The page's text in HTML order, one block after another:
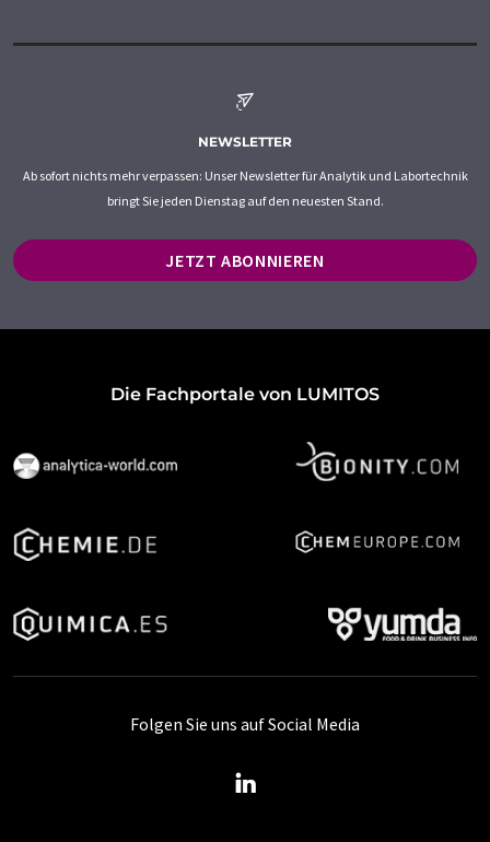
NEWSLETTER
Ab sofort nichts mehr verpassen: Unser Newsletter für Analytik und Labortechnik
bringt Sie jeden Dienstag auf den neuesten Stand.
JETZT ABONNIEREN
Die Fachportale von LUMITOS
Folgen Sie uns auf Social Media